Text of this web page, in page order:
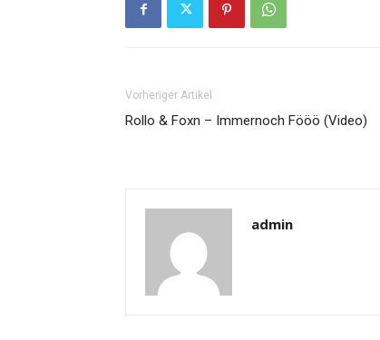
Vorheriger Artikel
Rollo & Foxn – Immernoch Fööö (Video)
admin